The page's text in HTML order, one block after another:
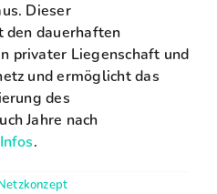
Dieser
den dauerhaften
privater Liegenschaft und
und ermöglicht das
des
Jahre nach
.